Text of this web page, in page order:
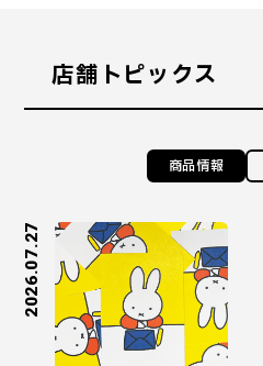
店舗トピックス
商品情報
2026.07.27